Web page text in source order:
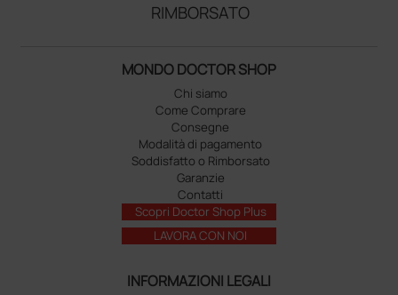
RIMBORSATO
MONDO DOCTOR SHOP
Chi siamo
Come Comprare
Consegne
Modalità di pagamento
Soddisfatto o Rimborsato
Garanzie
Contatti
Scopri Doctor Shop Plus
LAVORA CON NOI
INFORMAZIONI LEGALI